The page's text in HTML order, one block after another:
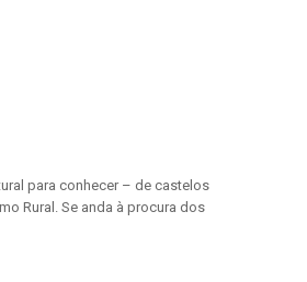
para conhecer – de castelos
Rural. Se anda à procura dos